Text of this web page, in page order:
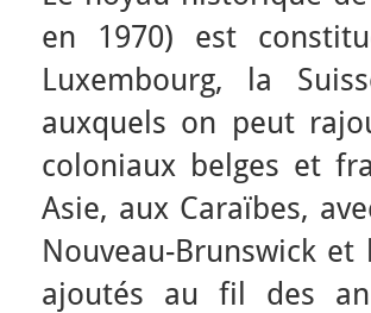
en 1970) est
Luxembourg, la
auxquels on peut
coloniaux belges et
Asie, aux Caraïbes,
Nouveau-Brunswick et
ajoutés au fil des